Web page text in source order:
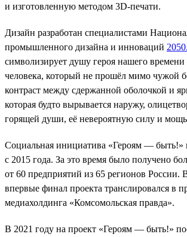
и изготовленную методом 3D-печати.
Дизайн разработан специалистами
промышленного дизайна и инноваций
символизирует душу героя нашего
человека, который не прошёл мимо чужой
контраст между сдержанной оболочкой и
которая будто вырывается наружу,
горящей души, её невероятную силу и
Социальная инициатива «Героям — быть!»
с 2015 года. За это время было получено
от 60 предприятий из 65 регионов России.
впервые финал проекта транслировался в
медиахолдинга «Комсомольская правда».
В 2021 году на проект «Героям — быть!»